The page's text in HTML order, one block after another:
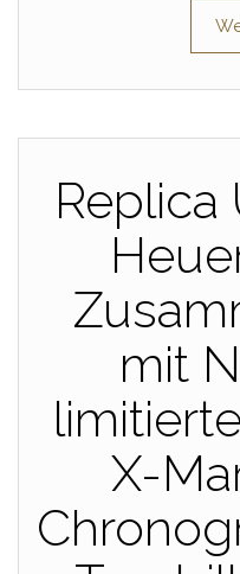
Replica
mit
X-